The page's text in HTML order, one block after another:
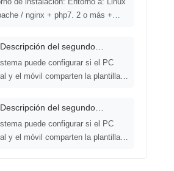
/ nginx + php7. 2 o más +
2 o más + MySQL5. 5 o más (IIS
Descripción del segundo
2 puede configurar si el PC
y el móvil comparten la plantilla:
- > System Management -
Language
Descripción del segundo
4 puede configurar si el PC
y el móvil comparten la plantilla: